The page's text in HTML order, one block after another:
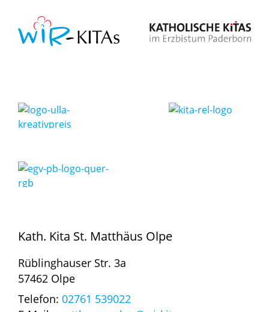
Kath. Kita St. Matthäus Olpe
Rüblinghauser Str. 3a
57462 Olpe
Telefon: 02761 539022